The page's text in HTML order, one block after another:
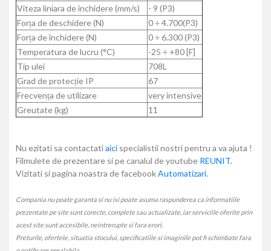
Viteza liniara de inchidere (mm/s)
- 9 (P3)
Forța de deschidere (N)
0 ÷ 4.700(P3)
Forța de închidere (N)
0 ÷ 6.300 (P3)
Temperatura de lucru (°C)
-25 ÷ +80 [F]
Tip ulei
708L
Grad de protecție IP
67
Frecvența de utilizare
very intensive
Greutate (kg)
11
Nu ezitati sa contactatiaici specialistii nostri pentru a va ajuta !
Filmulete de prezentare si pe canalul de youtube REUNIT.
Vizitati si pagina noastra de facebookAutomatizari.
Compania nu poate garanta si nu isi poate asuma raspunderea ca informatiile
prezentate pe site sunt corecte, complete sau actualizate, iar serviciile oferite prin
acest site sunt accesibile, neintrerupte si fara erori.
Preturile, ofertele, situatia stocului, specificatiile si imaginile pot fi schimbate fara